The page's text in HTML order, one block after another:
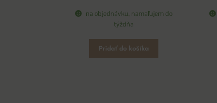
na objednávku, namaľujem do
týždňa
Pridať do košíka